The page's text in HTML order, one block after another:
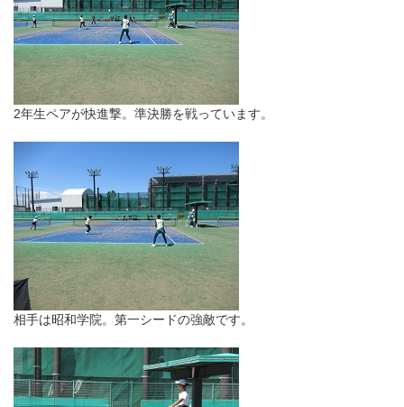
2年生ペアが快進撃。準決勝を戦っています。
相手は昭和学院。第一シードの強敵です。